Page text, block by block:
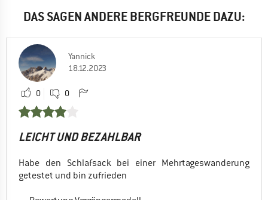
DAS SAGEN ANDERE BERGFREUNDE DAZU:
Yannick
18.12.2023
0 0
LEICHT UND BEZAHLBAR
Habe den Schlafsack bei einer Mehrtageswanderung
getestet und bin zufrieden